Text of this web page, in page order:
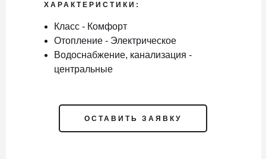
ХАРАКТЕРИСТИКИ:
Класс - Комфорт
Отопление - Электрическое
Водоснабжение, канализация -
центральные
ОСТАВИТЬ ЗАЯВКУ